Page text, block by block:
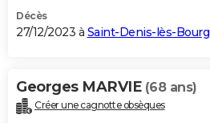
Décès
27/12/2023 à Saint-Denis-lès-Bourg
Georges MARVIE (68 ans)
Créer une cagnotte obsèques